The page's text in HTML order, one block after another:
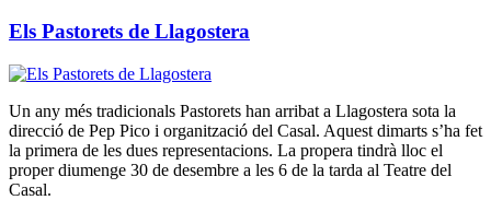
Els Pastorets de Llagostera
Un any més tradicionals Pastorets han arribat a Llagostera sota la
direcció de Pep Pico i organització del Casal. Aquest dimarts s’ha fet
la primera de les dues representacions. La propera tindrà lloc el
proper diumenge 30 de desembre a les 6 de la tarda al Teatre del
Casal.